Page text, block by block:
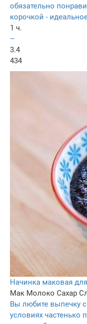
обязательно
корочкой -
1 ч.
–
3.4
434
Начинка маковая
Мак Молоко Сахар
Вы любите выпечку
условиях частенько